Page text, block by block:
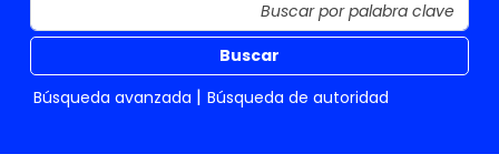
Buscar
Búsqueda avanzada
Búsqueda de autoridad